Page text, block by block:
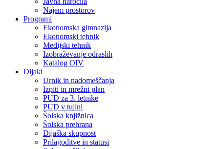
Najem prostorov
Programi
Ekonomska gimnazija
Ekonomski tehnik
Medijski tehnik
Izobraževanje odraslih
Katalog OIV
Dijaki
Urnik in nadomeščanja
Izpiti in mrežni plan
PUD za 3. letnike
PUD v tujini
Šolska knjižnica
Šolska prehrana
Dijaška skupnost
Prilagoditve in statusi